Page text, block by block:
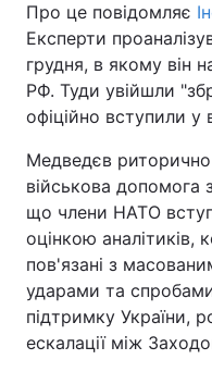
Про це повідомляє
Експерти
грудня, в якому він
РФ. Туди увійшли
офіційно вступили у
Медведєв риторично
військова допомога
що члени НАТО
оцінкою аналітиків,
пов'язані з
ударами та
підтримку України,
ескалації між